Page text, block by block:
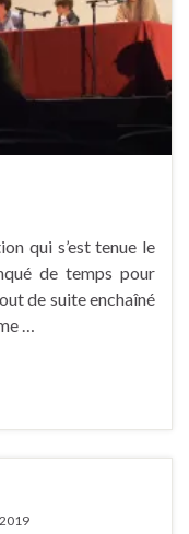
qui s’est tenue le
de temps pour
de suite enchaîné
…